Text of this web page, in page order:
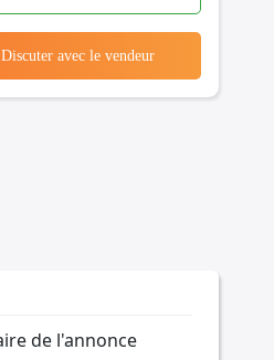
Discuter avec le vendeur